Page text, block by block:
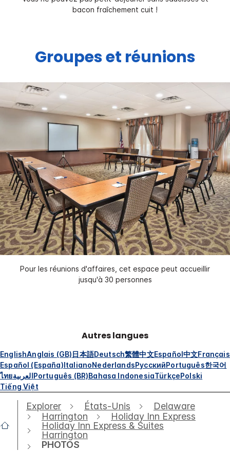
bacon fraîchement cuit !
Groupes et réunions
Pour les réunions d'affaires, cet espace peut accueillir
jusqu'à 30 personnes
Autres langues
EnglishAnglais (GB)日本語Deutsch繁體中文Español中文Français
Español (España)ItalianoNederlandsРусскийPortuguês한국어
ไทยالعربيةPortuguês (BR)Bahasa IndonesiaTürkçePolski
Tiếng Việt
Explorer États-Unis
Delaware
Harrington
Holiday Inn Express
Holiday Inn Express & Suites
Harrington
PHOTOS